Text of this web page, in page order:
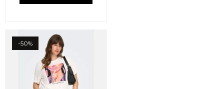
-50%